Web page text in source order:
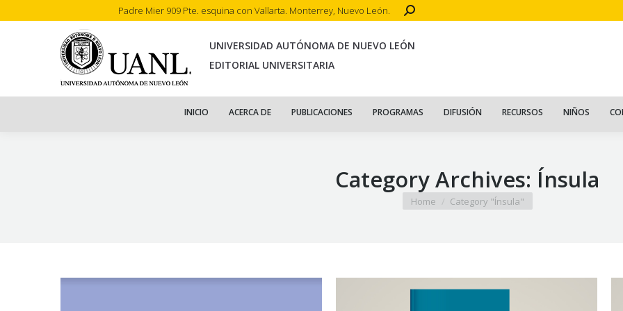
Padre Mier 909 Pte. esquina con Vallarta. Monterrey, Nuevo León. Search:
UNIVERSIDAD AUTÓNOMA DE NUEVO LEÓN
EDITORIAL UNIVERSITARIA
INICIO ACERCA DE PUBLICACIONES PROGRAMAS DIFUSIÓN RECURSOS NIÑOS
Category Archives: Ínsula
You are here:
Home Category "Ínsula"
INICIO ACERCA DE PUBLICACIONES PROGRAMAS DIFUSIÓN